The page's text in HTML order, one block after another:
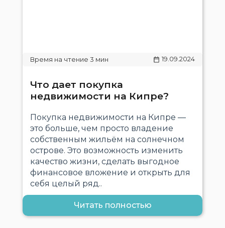
19.09.2024
Что дает покупка
недвижимости на Кипре?
Покупка недвижимости на Кипре —
это больше, чем просто владение
собственным жильём на солнечном
острове. Это возможность изменить
качество жизни, сделать выгодное
финансовое вложение и открыть для
себя целый ряд..
Читать полностью